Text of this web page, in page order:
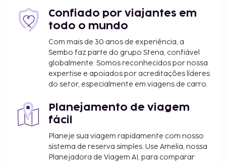
Confiado por viajantes em
todo o mundo
Com mais de 30 anos de experiência, a
Sembo faz parte do grupo Stena, confiável
globalmente. Somos reconhecidos por nossa
expertise e apoiados por acreditações líderes
do setor, especialmente em viagens de carro.
Planejamento de viagem
fácil
Planeje sua viagem rapidamente com nosso
sistema de reserva simples. Use Amelia, nossa
Planejadora de Viagem AI, para comparar